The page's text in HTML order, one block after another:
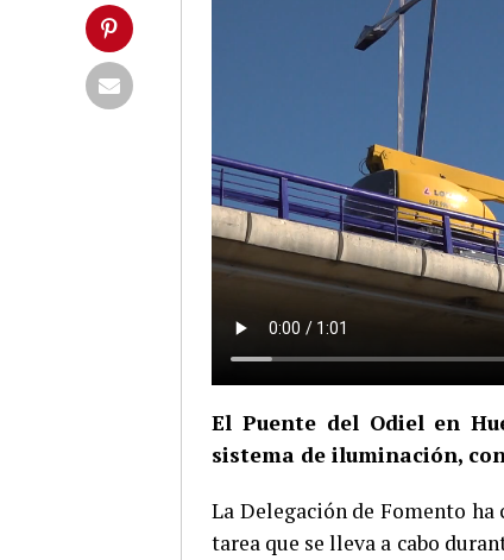
El Puente del Odiel en
sistema de iluminación,
La Delegación de Fomento
tarea que se lleva a cabo